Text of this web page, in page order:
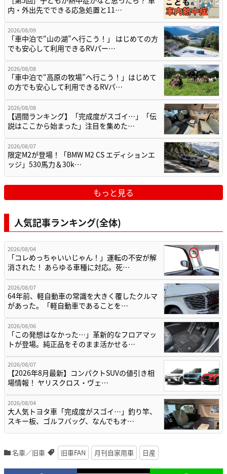
内・外出先でできる応急処置と11…
2026/08/09
「車中泊で“山の湖”へ行こう！」 はじめての方
でも安心して利用できるRVパー…
2026/08/08
「車中泊で“高原の牧場”へ行こう！」はじめて
の方でも安心して利用できるRVパ…
2026/08/08
【週間ランキング】「完成度がスゴイ…」「伝
説はここから始まった」注目を集めた…
2026/08/07
限定M2が登場！「BMW M2 CS エディションエ
ッジ」530馬力＆30k…
もっと見る
人気記事ランキング(全体)
2026/08/04
「コレめっちゃいいじゃん！」運転の不安が解
消された！ あらゆる車種に対応。死…
2026/08/07
64年前、軽自動車の常識を大きく覆したクルマ
があった。「軽自動車であることを…
2026/08/06
「この発想はなかった…」革新的なフロアマッ
トが登場。純正品をそのまま活かせる…
2026/08/07
【2026年8月最新】コンパクトSUVの値引き相
場情報！ ヤリスクロス・ヴェ…
2026/08/04
大人気トヨタ車「完成度がスゴイ…」釣り竿、
スキー板、ゴルフバッグ、なんでもオ…
名車／旧車 旧車FAN 月刊自家用車 日産